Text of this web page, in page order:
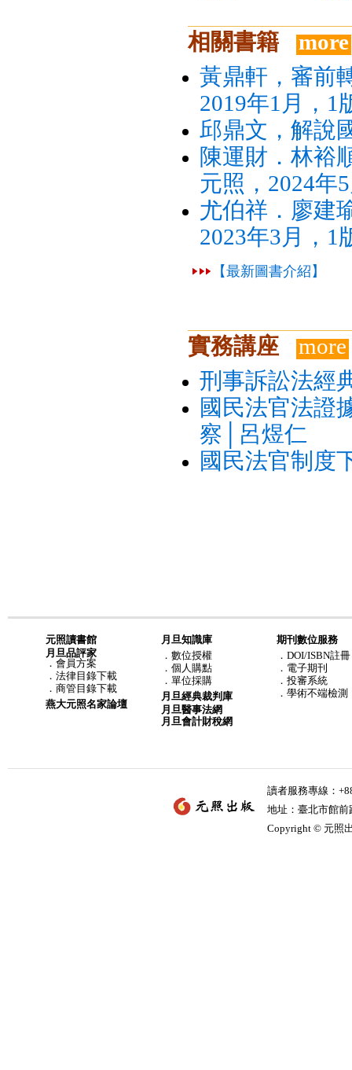
相關書籍
more
黃鼎軒，審前
2019年1月，1
邱鼎文，解說
陳運財．林裕
元照，2024年
尤伯祥．廖建
2023年3月，1
【最新圖書介紹】
實務講座
more
刑事訴訟法經
國民法官法證
察│呂煜仁
國民法官制度
元照讀書館
月旦品評家
． 會員方案
． 法律目錄下載
． 商管目錄下載
燕大元照名家論壇
月旦知識庫
． 數位授權
． 個人購點
． 單位採購
月旦經典裁判庫
月旦醫事法網
月旦會計財稅網
期刊數位服務
．DOI/ISBN註冊
．電子期刊
．投審系統
．學術不端檢測
讀者服務專線：
地址：臺北市館
Copyright © 元照